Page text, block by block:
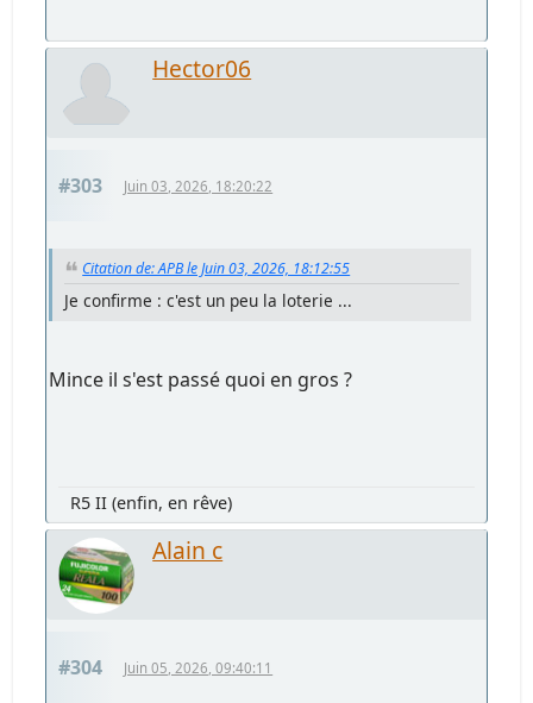
Hector06
#303 Juin 03, 2026, 18:20:22
Citation de: APB le Juin 03, 2026, 18:12:55
Je confirme : c'est un peu la loterie ...
Mince il s'est passé quoi en gros ?
R5 II (enfin, en rêve)
Alain c
#304 Juin 05, 2026, 09:40:11